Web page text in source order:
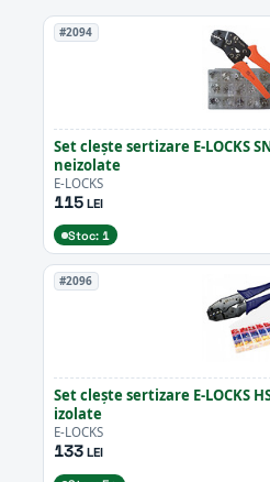
#2094
Set clește sertizare E-LOCKS
neizolate
E-LOCKS
115LEI
Stoc: 1
#2096
Set clește sertizare E-LOCKS
izolate
E-LOCKS
133LEI